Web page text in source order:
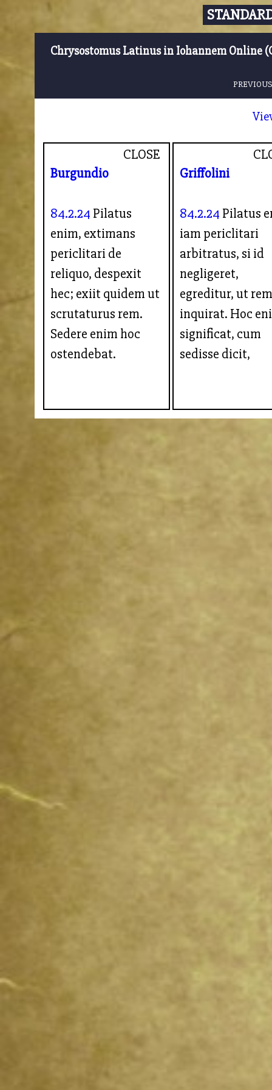
Chrysostomus Latinus in Iohannem Online
CLOSE
Burgundio
84.2.24 Pilatus
enim, extimans
periclitari de
reliquo, despexit
hec; exiit quidem ut
scrutaturus rem.
Sedere enim hoc
ostendebat.
Griffolini
84.2.24 Pilatus
iam periclitari
arbitratus, si id
negligeret,
egreditur, ut
inquirat. Hoc
significat, cum
sedisse dicit,